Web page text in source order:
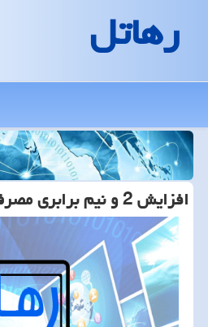
رهاتل
افزایش 2 و نیم برابری مصرف اینترنت